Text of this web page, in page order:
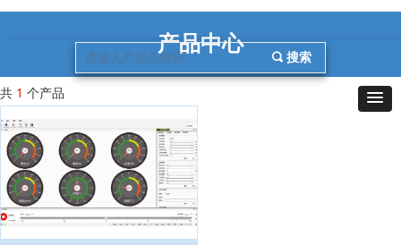
共 1 个产品
끠 搜索
产品中心